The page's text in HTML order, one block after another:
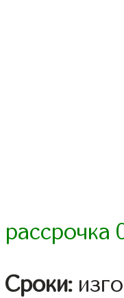
рассрочка
Сроки: